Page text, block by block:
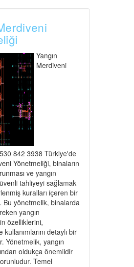
Yangın
Merdiveni
842 3938 Türkiye'de
Yönetmeliği, binaların
ve yangın
tahliyeyi sağlamak
kuralları içeren bir
Bu yönetmelik, binalarda
yangın
özelliklerini,
kullanımlarını detaylı bir
Yönetmelik, yangın
oldukça önemlidir
Temel